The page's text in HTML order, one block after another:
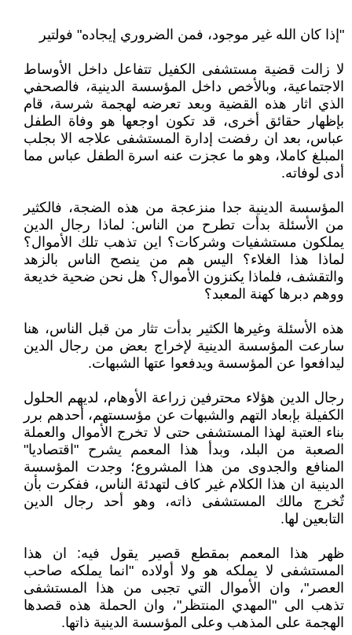
"إذا كان الله غير موجود، فمن الضروري إيجاده" فولتير
لا زالت قضية مستشفى الكفيل تتفاعل داخل الأوساط
الاجتماعية، وبالأخص داخل المؤسسة الدينية، فالصحفي
الذي اثار هذه القضية وبعد تعرضه لهجمة شرسة، قام
بإظهار حقائق أخرى، قد تكون اوجعها هو وفاة الطفل
عباس، بعد ان رفضت إدارة المستشفى علاجه الا بجلب
المبلغ كاملا، وهو ما عجزت عنه اسرة الطفل عباس مما
أدى لوفاته.
المؤسسة الدينية جدا منزعجة من هذه الضجة، فالكثير
من الأسئلة بدأت تطرح من الناس: لماذا رجال الدين
يملكون مستشفيات وشركات؟ اين تذهب تلك الأموال؟
لماذا هذا الغلاء؟ اليس هم من ينصح الناس بالزهد
والتقشف، فلماذا يكنزون الأموال؟ هل نحن ضحية خديعة
ووهم دبرها كهنة المعبد؟
هذه الأسئلة وغيرها الكثير بدأت تثار من قبل الناس، هنا
سارعت المؤسسة الدينية لإخراج بعض من رجال الدين
ليدافعوا عن المؤسسة ويدفعوا عتها الشبهات.
رجال الدين هؤلاء محترفين زراعة الأوهام، لديهم الحلول
الكفيلة بإبعاد التهم والشبهات عن مؤسستهم، أحدهم برر
بناء العتبة لهذا المستشفى حتى لا تخرج الأموال والعملة
الصعبة من البلد، وبدأ هذا المعمم يشرح "اقتصاديا"
المنافع والجدوى من هذا المشروع؛ وجدت المؤسسة
الدينية ان هذا الكلام غير كاف لتهدئة الناس، ففكرت بأن
تٌخرج مالك المستشفى ذاته، وهو أحد رجال الدين
التابعين لها.
ظهر هذا المعمم بمقطع قصير يقول فيه: ان هذا
المستشفى لا يملكه هو ولا أولاده "انما يملكه صاحب
العصر"، وان الأموال التي تجبى من هذا المستشفى
تذهب الى "المهدي المنتظر"، وان الحملة هذه قصدها
الهجمة على المذهب وعلى المؤسسة الدينية ذاتها.